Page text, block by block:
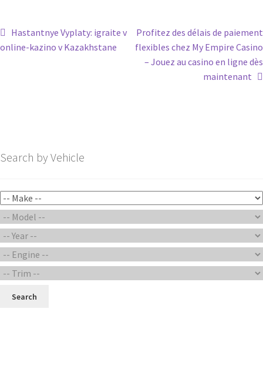
Наstantnye Vyplaty: igraite v
online-kazinо v Kazakhstane
Profitez des délais de paiement
flexibles chez My Empire Casino
– Jouez au casino en ligne dès
maintenant
Search by Vehicle
Search